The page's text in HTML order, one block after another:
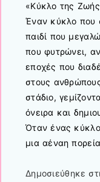
«Κύκλο της
Έναν κύκλο που
παιδί που
που φυτρώνει,
εποχές που
στους
στάδιο,
όνειρα και
Όταν ένας
μια αέναη
Δημοσιεύθηκε